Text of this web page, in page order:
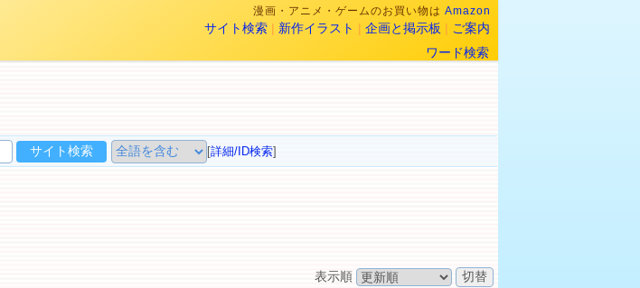
漫画・アニメ・ゲームのお買い物は Amazon
サイト検索 | 新作イラスト | 企画と掲示板 | ご案内
ワード検索
[詳細/ID検索]
表示順